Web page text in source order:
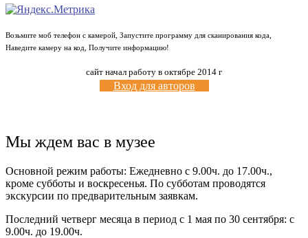
Возьмите моб телефон с камерой, Запустите программу для сканирования кода,
Наведите камеру на код, Получите информацию!
сайт начал работу в октябре 2014 г
Вход для авторов
Мы ждем вас в музее
Основной режим работы: Ежедневно с 9.00ч. до 17.00ч.,
кроме субботы и воскресенья. По субботам проводятся
экскурсии по предварительным заявкам.
Последний четверг месяца в период с 1 мая по 30 сентября: с
9.00ч. до 19.00ч.